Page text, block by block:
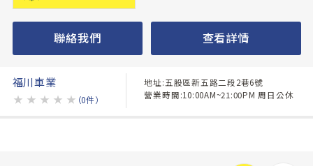
聯絡我們 查看詳情
福川車業
★ ★ ★ ★ ★ （0件）
地址:五股區新五路二段2巷6號
營業時間:10:00AM~21:00PM 周日公休